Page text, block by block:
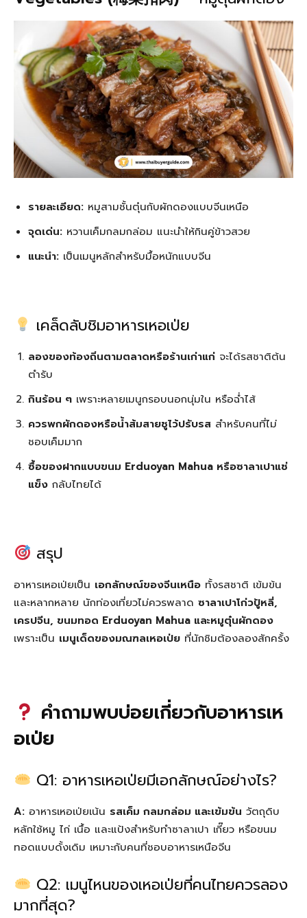
รายละเอียด: หมูสามชั้นตุ๋นกับผักดองแบบจีนเหนือ
จุดเด่น: หวานเค็มกลมกล่อม แนะนำให้กินคู่ข้าวสวย
แนะนำ: เป็นเมนูหลักสำหรับมื้อหนักแบบจีน
เคล็ดลับชิมอาหารเหอเป่ย
ลองของท้องถิ่นตามตลาดหรือร้านเก่าแก่ จะได้รสชาติต้น
ตำรับ
กินร้อน ๆ เพราะหลายเมนูกรอบนอกนุ่มใน หรือฉ่ำไส้
ควรพกผักดองหรือน้ำส้มสายชูไว้ปรับรส สำหรับคนที่ไม่
ชอบเค็มมาก
ซื้อของฝากแบบขนม Erduoyan Mahua หรือซาลาเปาแช่
แข็ง กลับไทยได้
สรุป
อาหารเหอเป่ยเป็น เอกลักษณ์ของจีนเหนือ ทั้งรสชาติ เข้มข้น
และหลากหลาย นักท่องเที่ยวไม่ควรพลาด ซาลาเปาโก่วปู้หลี่,
เครปจีน, ขนมทอด Erduoyan Mahua และหมูตุ๋นผักดอง
เพราะเป็น เมนูเด็ดของมณฑลเหอเป่ย ที่นักชิมต้องลองสักครั้ง
คำถามพบบ่อยเกี่ยวกับอาหารเห
อเป่ย
Q1: อาหารเหอเป่ยมีเอกลักษณ์อย่างไร?
A: อาหารเหอเป่ยเน้น รสเค็ม กลมกล่อม และเข้มข้น วัตถุดิบ
หลักใช้หมู ไก่ เนื้อ และแป้งสำหรับทำซาลาเปา เกี๊ยว หรือขนม
ทอดแบบดั้งเดิม เหมาะกับคนที่ชอบอาหารเหนือจีน
Q2: เมนูไหนของเหอเป่ยที่คนไทยควรลอง
มากที่สุด?